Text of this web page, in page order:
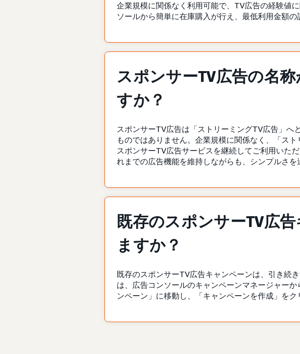
企業規模に関係なく利用可能で、TV広告の経験値
ソールから簡単に在庫購入が行え、最低利用金額の
スポンサーTV広告の名
すか？
スポンサーTV広告は「ストリーミングTV広告」へ
ものではありません。企業規模に関係なく、「ス
スポンサーTV広告サービスを継続してご利用いた
れまでの広告機能を維持しながらも、シンプルさ
既存のスポンサーTV広
ますか？
既存のスポンサーTV広告キャンペーンは、引き続
は、広告コンソールのキャンペーンマネージャー
ンペーン」に移動し、「キャンペーンを作成」を